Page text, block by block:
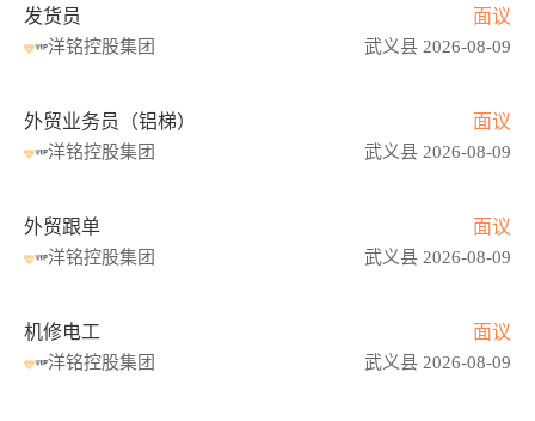
发货员 面议
洋铭控股集团 武义县 2026-08-09
外贸业务员（铝梯） 面议
洋铭控股集团 武义县 2026-08-09
外贸跟单 面议
洋铭控股集团 武义县 2026-08-09
机修电工 面议
洋铭控股集团 武义县 2026-08-09